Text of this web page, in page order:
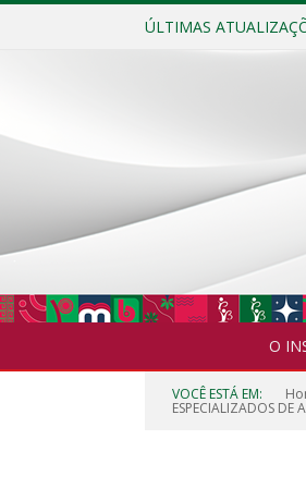
ÚLTIMAS
O
VOCÊ ESTÁ EM:
ESPECIALIZADOS DE